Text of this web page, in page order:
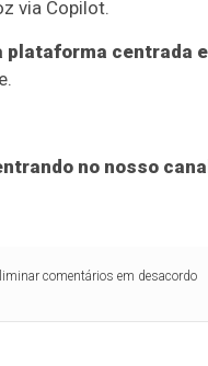
via Copilot.
plataforma centrada
no nosso
comentários em desacordo